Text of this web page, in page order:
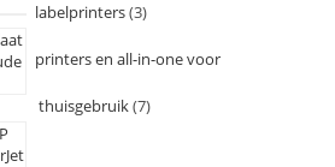
labelprinters 3
printers en all-in-one voor
thuisgebruik 7